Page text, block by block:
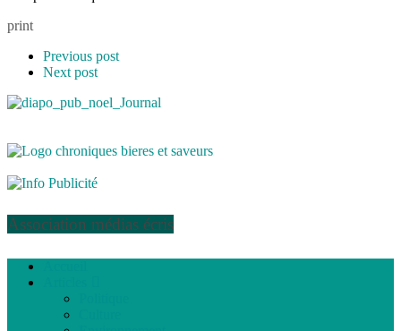
print
Previous post
Next post
Association médias écris